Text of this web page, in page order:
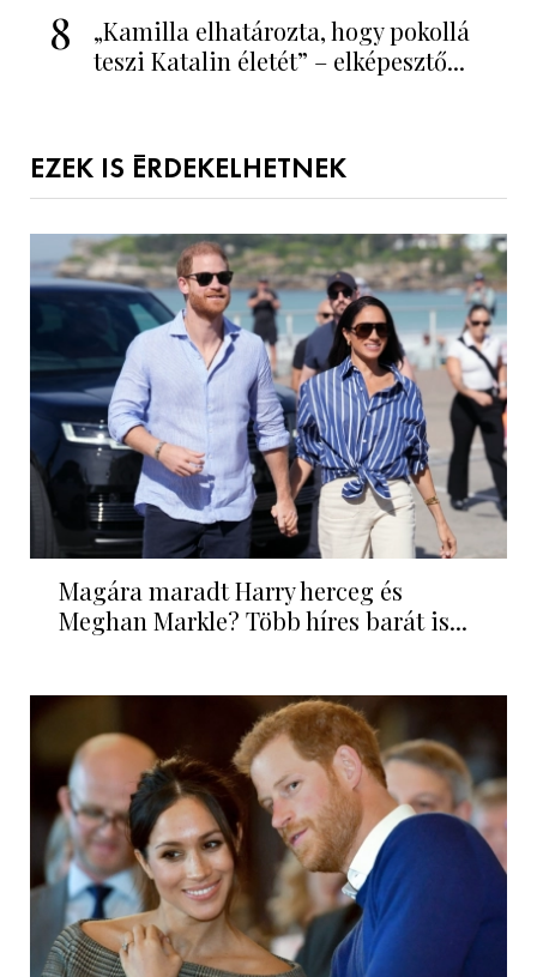
8
„Kamilla elhatározta, hogy pokollá
teszi Katalin életét” – elképesztő...
EZEK IS ÉRDEKELHETNEK
Magára maradt Harry herceg és
Meghan Markle? Több híres barát is...